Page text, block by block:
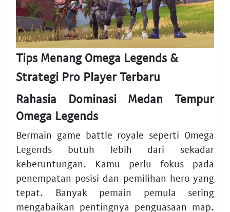
Tips Menang Omega Legends &
Strategi Pro Player Terbaru
Rahasia Dominasi Medan Tempur
Omega Legends
Bermain game battle royale seperti Omega
Legends butuh lebih dari sekadar
keberuntungan. Kamu perlu fokus pada
penempatan posisi dan pemilihan hero yang
tepat. Banyak pemain pemula sering
mengabaikan pentingnya penguasaan map.